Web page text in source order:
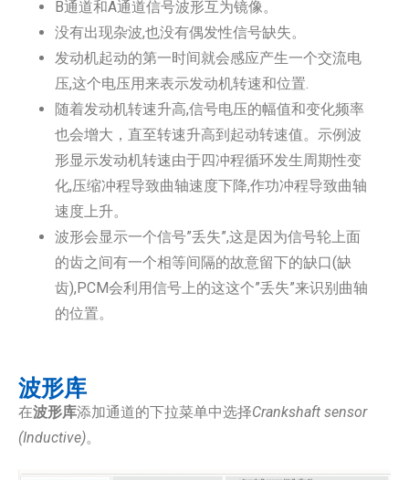
B通道和A通道信号波形互为镜像。
没有出现杂波,也没有偶发性信号缺失。
发动机起动的第一时间就会感应产生一个交流电
压,这个电压用来表示发动机转速和位置.
随着发动机转速升高,信号电压的幅值和变化频率
也会增大，直至转速升高到起动转速值。示例波
形显示发动机转速由于四冲程循环发生周期性变
化,压缩冲程导致曲轴速度下降,作功冲程导致曲轴
速度上升。
波形会显示一个信号”丢失”,这是因为信号轮上面
的齿之间有一个相等间隔的故意留下的缺口(缺
齿),PCM会利用信号上的这这个”丢失”来识别曲轴
的位置。
波形库
在波形库添加通道的下拉菜单中选择Crankshaft sensor
(Inductive)。